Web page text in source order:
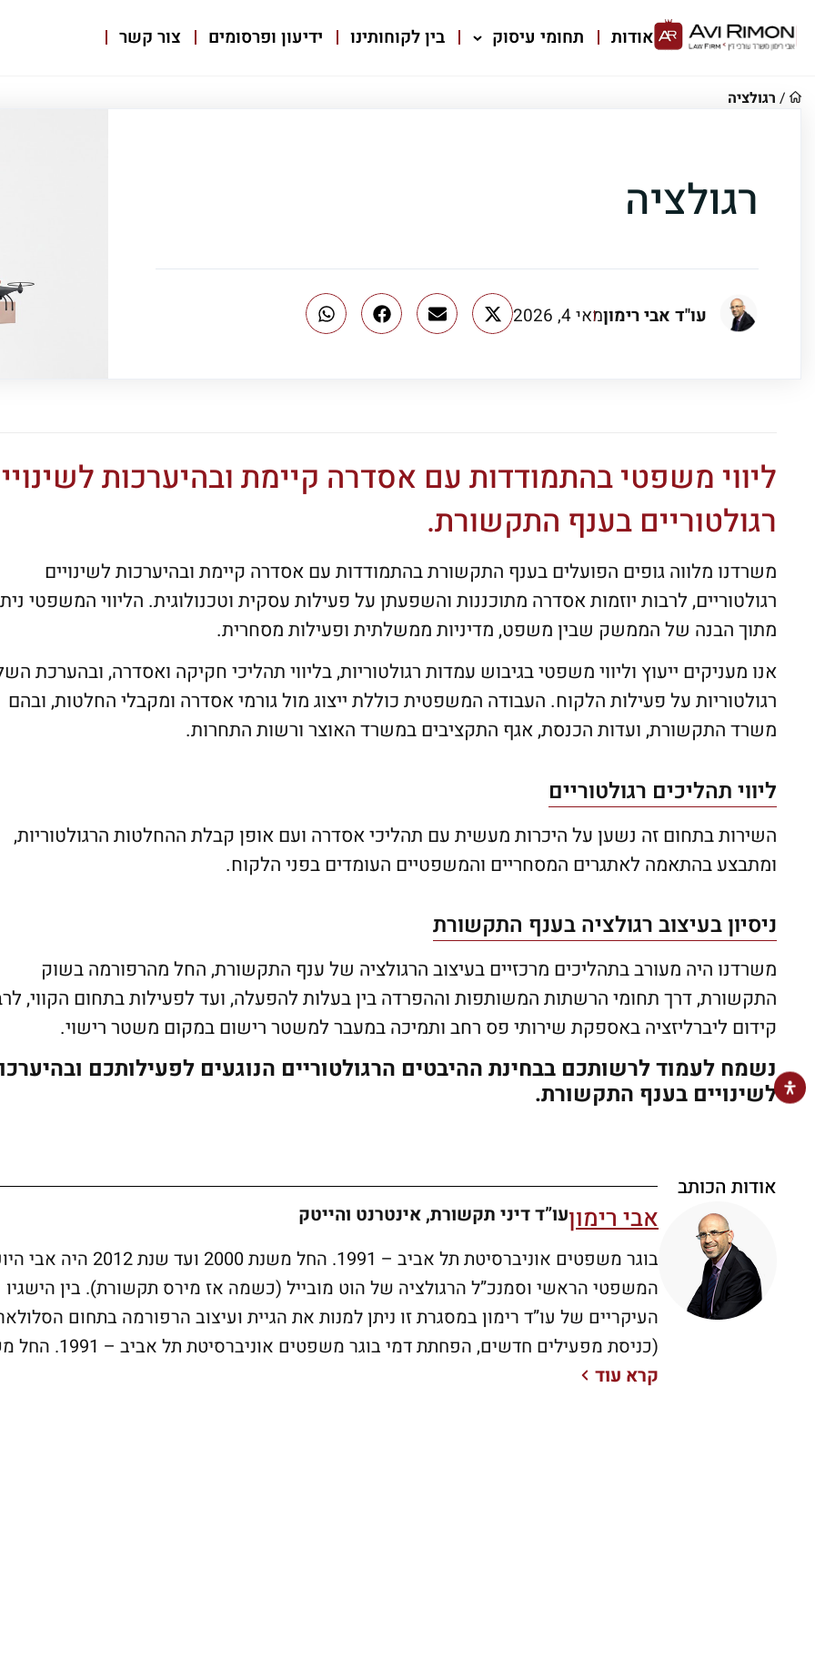
אודות תחומי עיסוק בין לקוחותינו ידיעון ופרסומים צור קשר
/ רגולציה
רגולציה
עו"ד אבי רימוןמאי 4, 2026
ליווי משפטי בהתמודדות עם אסדרה קיימת ובהיערכות
רגולטוריים בענף התקשורת.
משרדנו מלווה גופים הפועלים בענף התקשורת בהתמודדות עם אסדרה קיימת ובהיערכות לשינויים
רגולטוריים, לרבות יוזמות אסדרה מתוכננות והשפעתן על פעילות עסקית וטכנולוגית. הליווי המשפטי
מתוך הבנה של הממשק שבין משפט, מדיניות ממשלתית ופעילות מסחרית.
אנו מעניקים ייעוץ וליווי משפטי בגיבוש עמדות רגולטוריות, בליווי תהליכי חקיקה ואסדרה, ובהערכת
רגולטוריות על פעילות הלקוח. העבודה המשפטית כוללת ייצוג מול גורמי אסדרה ומקבלי החלטות, ובהם
משרד התקשורת, ועדות הכנסת, אגף התקציבים במשרד האוצר ורשות התחרות.
ליווי תהליכים רגולטוריים
השירות בתחום זה נשען על היכרות מעשית עם תהליכי אסדרה ועם אופן קבלת ההחלטות הרגולטוריות,
ומתבצע בהתאמה לאתגרים המסחריים והמשפטיים העומדים בפני הלקוח.
ניסיון בעיצוב רגולציה בענף התקשורת
משרדנו היה מעורב בתהליכים מרכזיים בעיצוב הרגולציה של ענף התקשורת, החל מהרפורמה בשוק
התקשורת, דרך תחומי הרשתות המשותפות וההפרדה בין בעלות להפעלה, ועד לפעילות בתחום הקווי,
קידום ליברליזציה באספקת שירותי פס רחב ותמיכה במעבר למשטר רישום במקום משטר רישוי.
נשמח לעמוד לרשותכם בבחינת ההיבטים הרגולטוריים הנוגעים לפעילותכם
לשינויים בענף התקשורת.
אודות הכותב
אבי רימוןעו”ד דיני תקשורת, אינטרנט והייטק
בוגר משפטים אוניברסיטת תל אביב – 1991. החל משנת 2000 ועד שנת
המשפטי הראשי וסמנכ”ל הרגולציה של הוט מובייל (כשמה אז מירס תקשורת). בין הישגיו
העיקריים של עו”ד רימון במסגרת זו ניתן למנות את הגיית ועיצוב הרפורמה בתחום
(כניסת מפעילים חדשים, הפחתת דמי בוגר משפטים
קרא עוד